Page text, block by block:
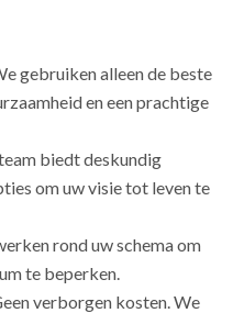
gebruiken alleen de beste
en een prachtige
biedt deskundig
om uw visie tot leven te
rond uw schema om
te beperken.
verborgen kosten. We